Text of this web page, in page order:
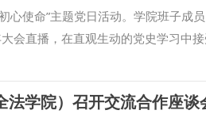
勉励同学们要争做德法兼修、知行合
学的法律知识化作服务群众的生动
学习，对树立和践行正确政绩观有了
促进学校高质量发展，为法治中国
心使命”主题党日活动。学院班子成
会直播，在直观生动的党史学习中
直播观礼结束后，刚转岗至教学一线
习畅谈青年担当，以互学研讨深化
齐唱国歌，面向党旗肃立，重温入党
学院）召开交流合作座谈